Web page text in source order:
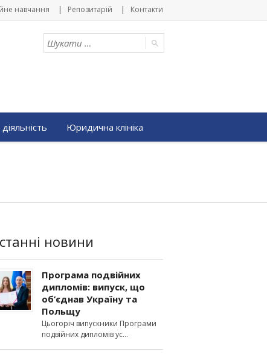
навчання Репозитарій Контакти
Юридична клініка
новини
Програма подвійних
дипломів: випуск, що
об’єднав Україну та
Польщу
Цьогоріч випускники Програми
подвійних дипломів ус